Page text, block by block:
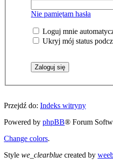
Nie pamiętam hasła
Loguj mnie
Ukryj mój status
Przejdź do: Indeks witryny
Powered by phpBB® Forum
Change colors.
Style we_clearblue created by